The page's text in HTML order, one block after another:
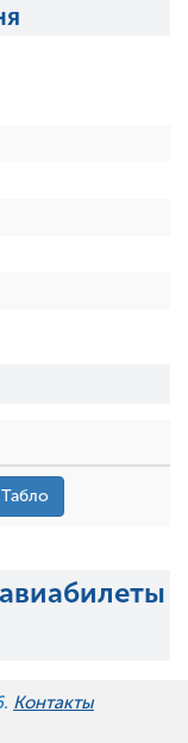
Табло
Контакты